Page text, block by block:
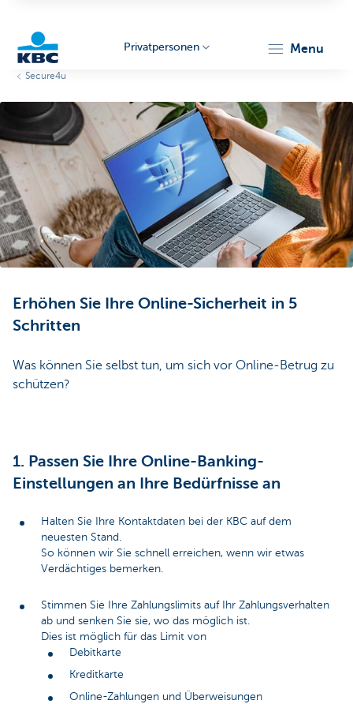
Particulieren
Privatpersonen menu
Secure4u
Erhöhen Sie Ihre Online-Sicherheit in 5
Schritten
Was können Sie selbst tun, um sich vor Online-Betrug zu
schützen?
1. Passen Sie Ihre Online-Banking-
Einstellungen an Ihre Bedürfnisse an
Halten Sie Ihre Kontaktdaten bei der KBC auf dem
neuesten Stand.
So können wir Sie schnell erreichen, wenn wir etwas
Verdächtiges bemerken.
Stimmen Sie Ihre Zahlungslimits auf Ihr Zahlungsverhalten
ab und senken Sie sie, wo das möglich ist.
Dies ist möglich für das Limit von
Debitkarte
Kreditkarte
Online-Zahlungen und Überweisungen